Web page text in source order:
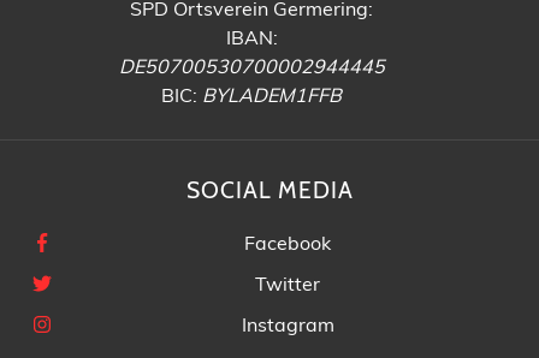
SPD Ortsverein Germering:
IBAN:
DE50700530700002944445
BIC: BYLADEM1FFB
SOCIAL MEDIA
Facebook
Twitter
Instagram